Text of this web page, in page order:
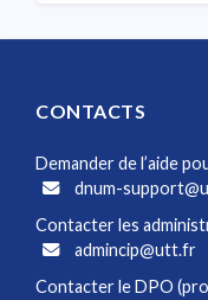
CONTACTS
Demander de l’aide
dnum-
Contacter les
admincip@utt.fr
Contacter le DPO